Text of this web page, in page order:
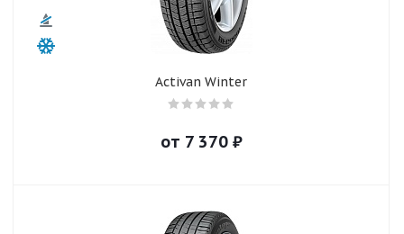
Activan Winter
от 7 370₽